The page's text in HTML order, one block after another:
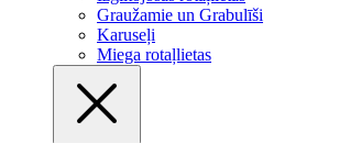
Graužamie un Grabulīši
Karuseļi
Miega rotaļlietas